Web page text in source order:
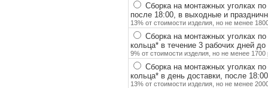
Сборка на монтажных уголках
после 18:00, в выходные и
13% от стоимости изделия, но не менее
Сборка на монтажных уголках
кольца*в течение 3 рабочих дней до
9% от стоимости изделия, но не менее 1700
Сборка на монтажных уголках
кольца*в день доставки, после
13% от стоимости изделия, но не менее